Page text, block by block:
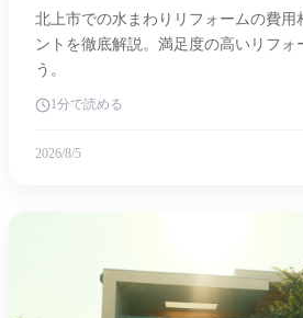
北上市での水まわりリフォームの費用
ントを徹底解説。満足度の高いリフォ
う。
1分で読める
2026/8/5